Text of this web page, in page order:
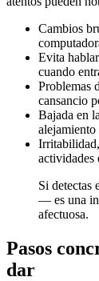
Cambios
Evita
cuando
Problemas
cansancio
Bajada en
alejamiento
actividades
Si detectas
— es una
afectuosa.
Pasos
dar